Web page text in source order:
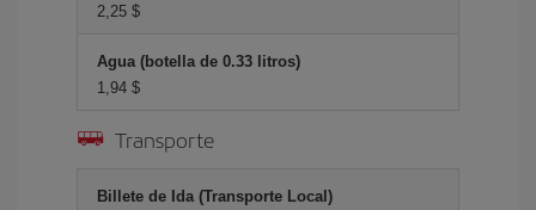
2,25 $
Agua (botella de 0.33 litros)
1,94 $
Transporte
Billete de Ida (Transporte Local)